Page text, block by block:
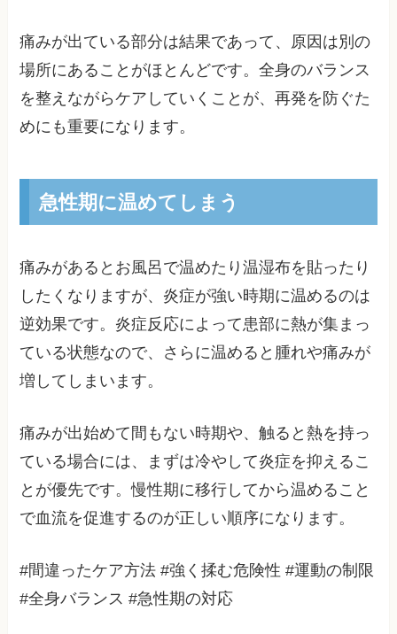
痛みが出ている部分は結果であって、原因は別の
場所にあることがほとんどです。全身のバランス
を整えながらケアしていくことが、再発を防ぐた
めにも重要になります。
急性期に温めてしまう
痛みがあるとお風呂で温めたり温湿布を貼ったり
したくなりますが、炎症が強い時期に温めるのは
逆効果です。炎症反応によって患部に熱が集まっ
ている状態なので、さらに温めると腫れや痛みが
増してしまいます。
痛みが出始めて間もない時期や、触ると熱を持っ
ている場合には、まずは冷やして炎症を抑えるこ
とが優先です。慢性期に移行してから温めること
で血流を促進するのが正しい順序になります。
#間違ったケア方法 #強く揉む危険性 #運動の制限
#全身バランス #急性期の対応